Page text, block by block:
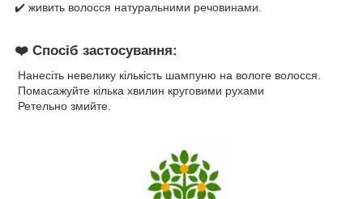
✔️ живить волосся натуральними речовинами.
❤️ Спосіб застосування:
Нанесіть невелику кількість шампуню на вологе волосся.
Помасажуйте кілька хвилин круговими рухами
Ретельно змийте.